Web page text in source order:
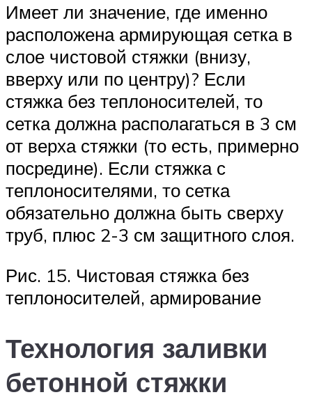
Имеет ли значение, где именно
расположена армирующая сетка в
слое чистовой стяжки (внизу,
вверху или по центру)? Если
стяжка без теплоносителей, то
сетка должна располагаться в 3 см
от верха стяжки (то есть, примерно
посредине). Если стяжка с
теплоносителями, то сетка
обязательно должна быть сверху
труб, плюс 2-3 см защитного слоя.
Рис. 15. Чистовая стяжка без
теплоносителей, армирование
Технология заливки
бетонной стяжки